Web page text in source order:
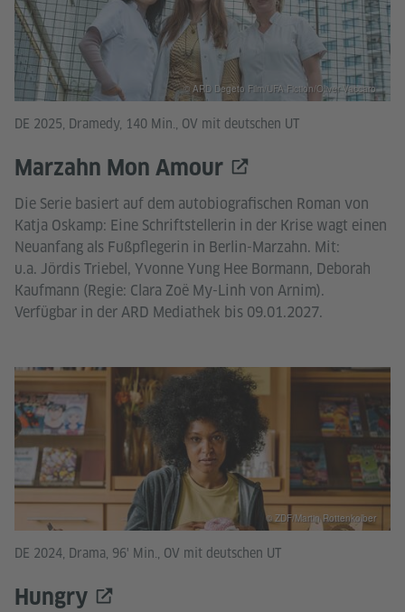
DE 2025, Dramedy, 140 Min., OV mit deutschen UT
Marzahn Mon Amour
Die Serie basiert auf dem autobiografischen Roman von
Katja Oskamp: Eine Schriftstellerin in der Krise wagt einen
Neuanfang als Fußpflegerin in Berlin-Marzahn. Mit:
u.a. Jördis Triebel, Yvonne Yung Hee Bormann, Deborah
Kaufmann (Regie: Clara Zoë My-Linh von Arnim).
Verfügbar in der ARD Mediathek bis 09.01.2027.
© ARD Degeto Film/UFA Fiction/Oliver Vaccaro
DE 2024, Drama, 96' Min., OV mit deutschen UT
Hungry
© ZDF/Martin Rottenkolber